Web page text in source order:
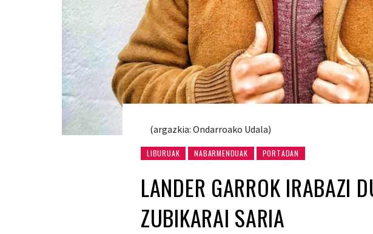
(argazkia: Ondarroako Udala)
LIBURUAK NABARMENDUAK PORTADAN
LANDER GARROK IRABAZI
ZUBIKARAI SARIA